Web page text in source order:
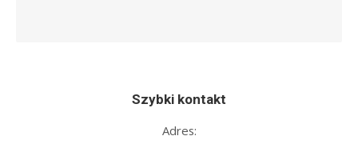
Szybki kontakt
Adres: